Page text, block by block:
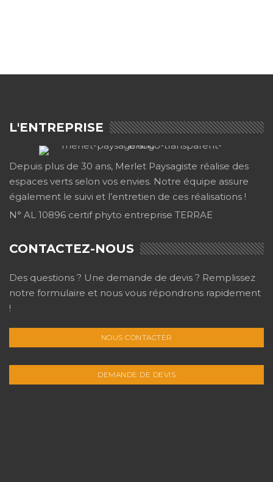
L'ENTREPRISE
Depuis plus de 30 ans, Merlet Paysagiste réalise des
espaces verts selon vos envies. Notre équipe assure
également le suivi et l’entretien de ces réalisations !
N° AL 10896 certif phyto entreprise TERRAE
CONTACTEZ-NOUS
Des questions ? Une demande de devis ? Remplissez
notre formulaire et nous vous répondrons rapidement
!
NOUS CONTACTER
DEMANDE DE DEVIS